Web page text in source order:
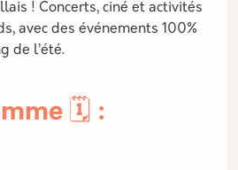
! Concerts, ciné et activités
avec des événements 100%
de l’été.
🗓️ :